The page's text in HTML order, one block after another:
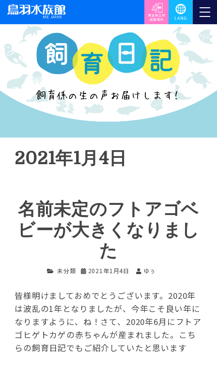
2021年1月4日
名前未定のフトアゴベ
ビーが大きくなりまし
た
未分類 2021年1月4日 ゆぅ
皆様明けましておめでとうございます。2020年
は波乱の1年となりましたが、今年こそ良い年に
なりますように、ね！さて、2020年6月にフトア
ゴヒゲトカゲの赤ちゃんが産まれました。こち
らの飼育日記でもご紹介していたと思います